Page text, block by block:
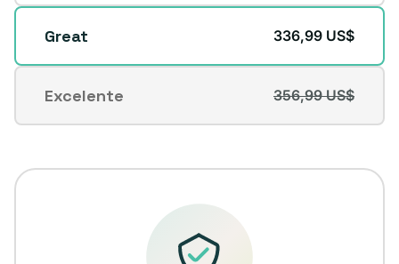
Great 336,99 US$
Excelente
Variante
agotada
no
356,99 US$